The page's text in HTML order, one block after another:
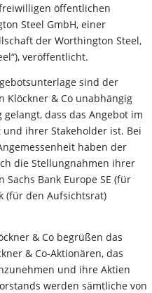
öffentlichen
Steel GmbH, einer
der Worthington Steel,
veröffentlicht.
sind der
Klöckner & Co unabhängig
dass das Angebot im
ihrer Stakeholder ist. Bei
haben der
die Stellungnahmen ihrer
Bank Europe SE (für
(für den Aufsichtsrat)
& Co begrüßen das
& Co-Aktionären, das
und ihre Aktien
werden sämtliche von